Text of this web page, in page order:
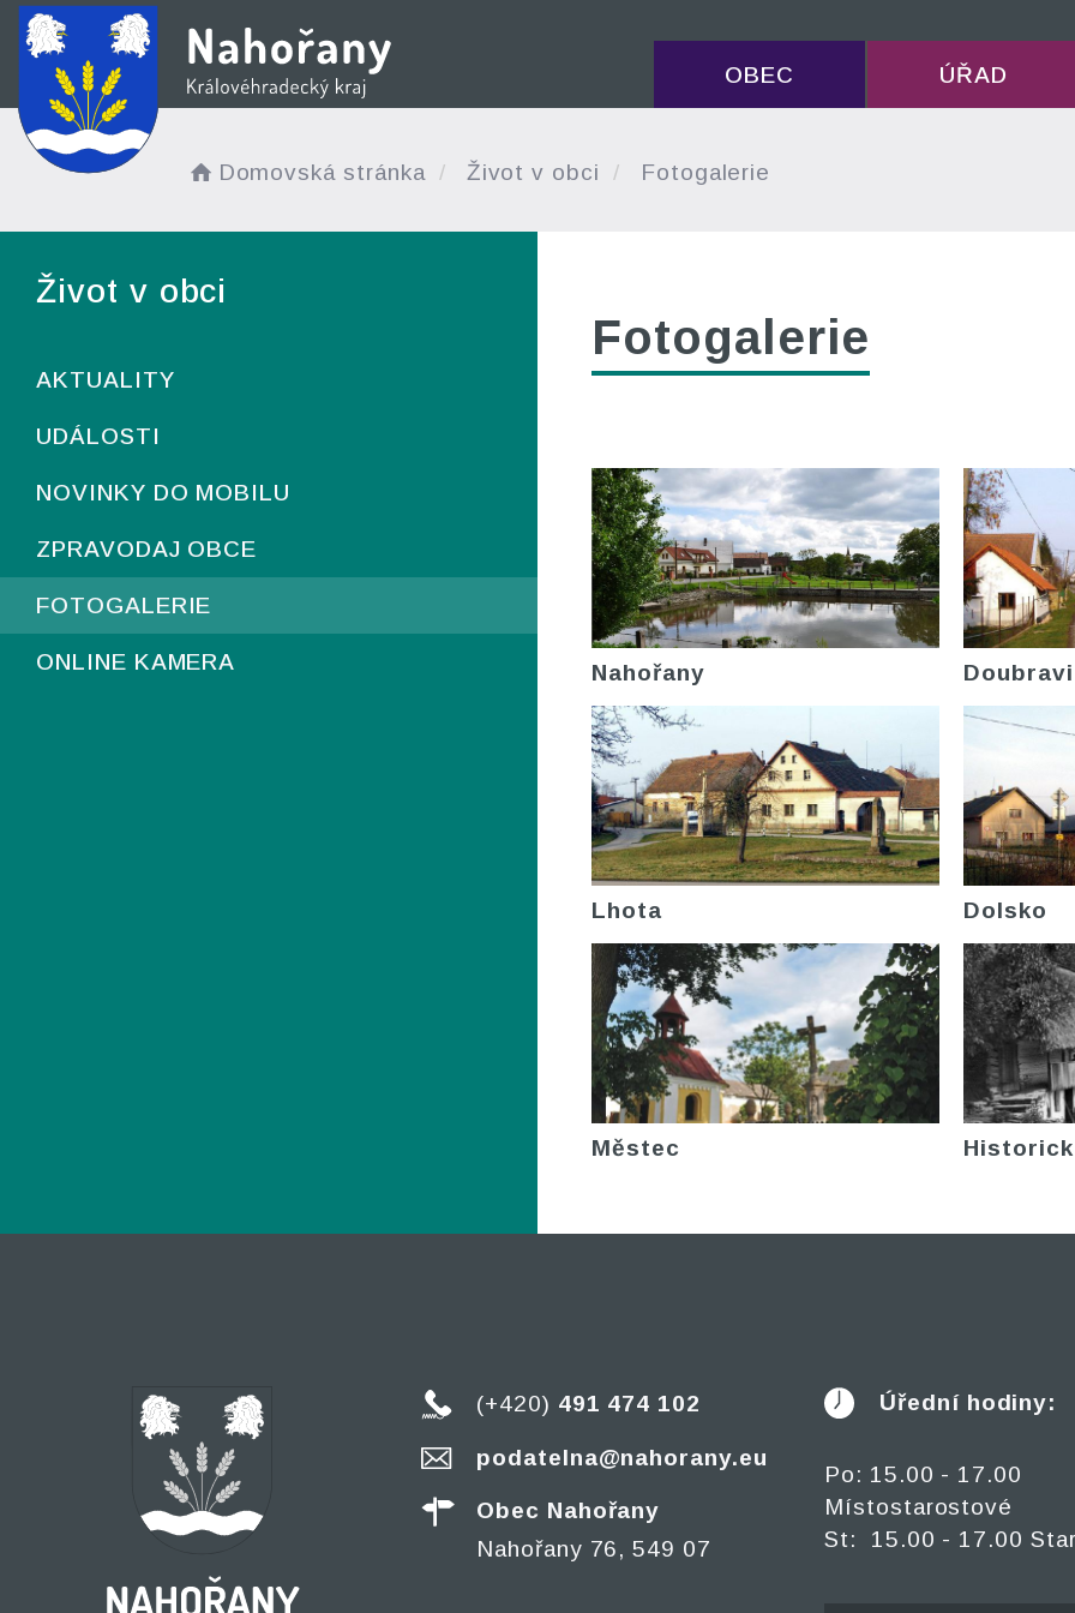
OBEC ÚŘAD
Domovská stránka Život v obci Fotogalerie
Život v obci
AKTUALITY
UDÁLOSTI
NOVINKY DO MOBILU
ZPRAVODAJ OBCE
FOTOGALERIE
ONLINE KAMERA
Fotogalerie
Nahořany
Lhota Dolsko
Městec
(+420) 491 474 102
podatelna@nahorany.eu
Obec Nahořany
Nahořany 76, 549 07
Úřední hodiny:
Po: 15.00 - 17.00
Místostarostové
St: 15.00 - 17.00